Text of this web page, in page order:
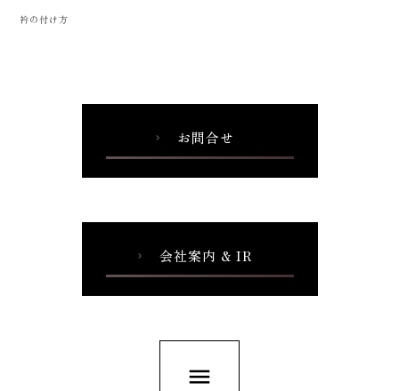
衿の付け方
chevron_right お問合せ
chevron_right 会社案内 & IR
menu